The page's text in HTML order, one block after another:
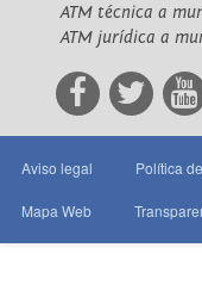
ATM técnica a
ATM jurídica a
Aviso legal Política
Mapa Web